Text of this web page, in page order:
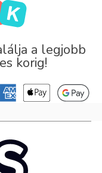
a legjobb
korig!